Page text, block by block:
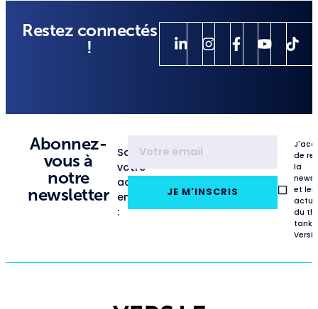
Restez connectés
!
Abonnez-
vous à
notre
newsletter
Saisissez
votre
adresse
email
:
JE M'INSCRIS
de
la
et les
du
tank